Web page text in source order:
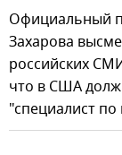
Официальный
Захарова
российских
что в США
"специалист